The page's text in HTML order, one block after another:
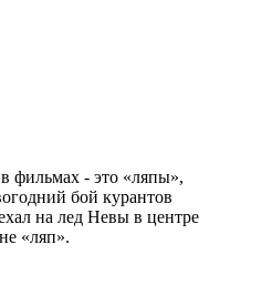
фильмах - это «ляпы»,
бой курантов
на лед Невы в центре
«ляп».